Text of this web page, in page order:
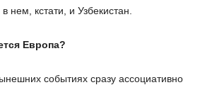
нем, кстати, и Узбекистан.
Европа?
событиях сразу ассоциативно